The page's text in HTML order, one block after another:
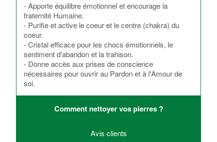
- Apporte équilibre émotionnel et encourage la
fraternité Humaine.
- Purifie et active le coeur et le centre (chakra) du
coeur.
- Cristal efficace pour les chocs émotionnels, le
sentiment d'abandon et la trahison.
- Donne accès aux prises de conscience
nécessaires pour ouvrir au Pardon et à l'Amour de
soi.
Comment nettoyer vos pierres ?
Avis clients